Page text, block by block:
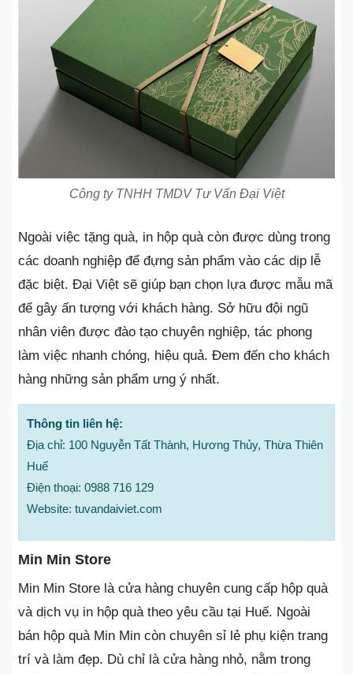
Công ty TNHH TMDV Tư Vấn Đại Việt
Ngoài việc tặng quà, in hộp quà còn được dùng trong
các doanh nghiệp để đựng sản phẩm vào các dịp lễ
đặc biệt. Đại Việt sẽ giúp bạn chọn lựa được mẫu mã
để gây ấn tượng với khách hàng. Sở hữu đội ngũ
nhân viên được đào tạo chuyên nghiệp, tác phong
làm việc nhanh chóng, hiệu quả. Đem đến cho khách
hàng những sản phẩm ưng ý nhất.
Thông tin liên hệ:
Địa chỉ: 100 Nguyễn Tất Thành, Hương Thủy, Thừa Thiên
Huế
Điện thoại: 0988 716 129
Website: tuvandaiviet.com
Min Min Store
Min Min Store là cửa hàng chuyên cung cấp hộp quà
và dịch vụ in hộp quà theo yêu cầu tại Huế. Ngoài
bán hộp quà Min Min còn chuyên sỉ lẻ phụ kiện trang
trí và làm đẹp. Dù chỉ là cửa hàng nhỏ, nằm trong